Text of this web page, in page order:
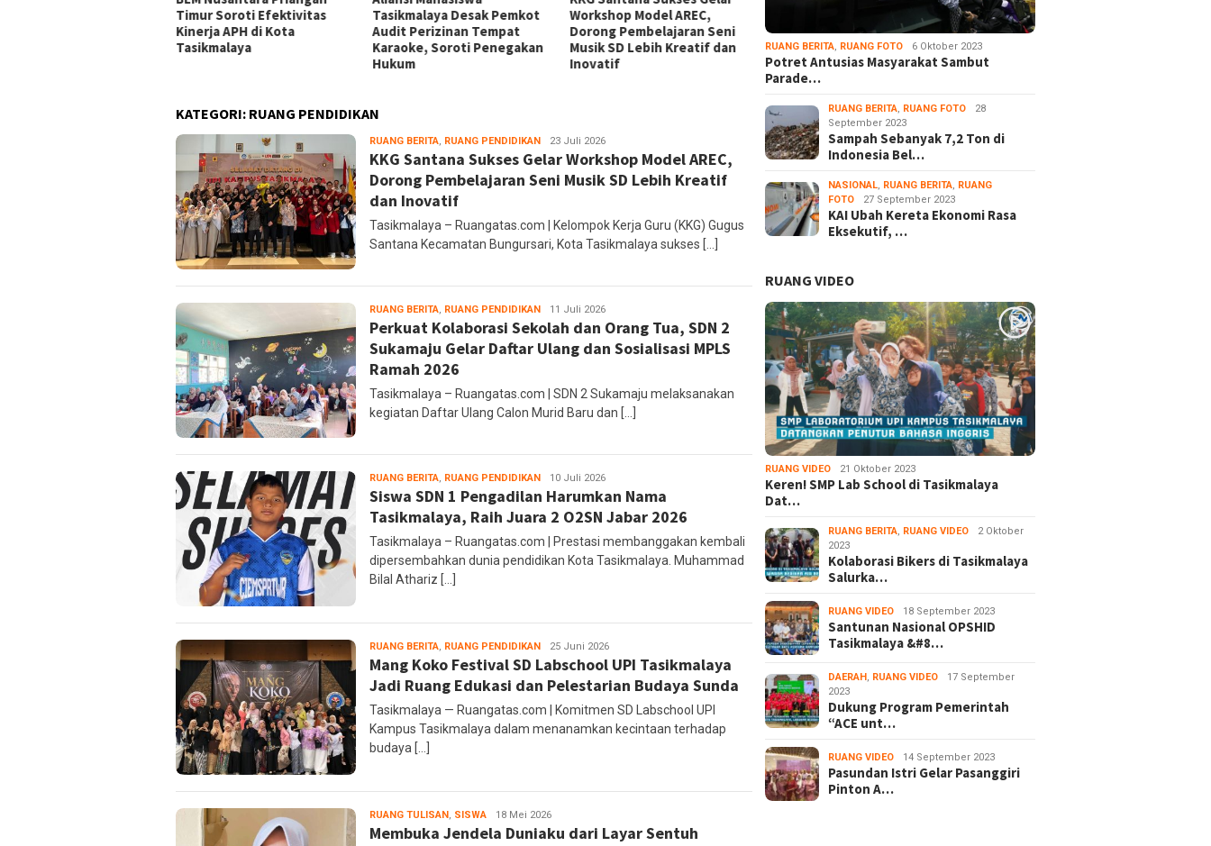
Timur Soroti Efektivitas
Kinerja APH di Kota
Tasikmalaya
Tasikmalaya Desak Pemkot
Audit Perizinan Tempat
Karaoke, Soroti Penegakan
Hukum
Workshop Model AREC,
Dorong Pembelajaran Seni
Musik SD Lebih Kreatif dan
Inovatif
Dampingi Siswa SLB Yayasan
Bahagia Apresiasi Karya
Perupa HIPSIK
Spirit Pengabdian, DPC PKB
Kota Tasikmalaya Gelar
Silaturahmi dan Mujahadah
KATEGORI: RUANG PENDIDIKAN
RUANG BERITA, RUANG PENDIDIKAN administrator
23 Juli 2026
KKG Santana Sukses Gelar Workshop Model AREC,
Dorong Pembelajaran Seni Musik SD Lebih Kreatif
dan Inovatif
Tasikmalaya – Ruangatas.com | Kelompok Kerja Guru (KKG) Gugus
Santana Kecamatan Bungursari, Kota Tasikmalaya sukses […]
RUANG BERITA, RUANG PENDIDIKAN
Ruang
Editor
11 Juli 2026
Perkuat Kolaborasi Sekolah dan Orang Tua, SDN 2
Sukamaju Gelar Daftar Ulang dan Sosialisasi MPLS
Ramah 2026
Tasikmalaya – Ruangatas.com | SDN 2 Sukamaju melaksanakan
kegiatan Daftar Ulang Calon Murid Baru dan […]
RUANG BERITA, RUANG PENDIDIKAN
Ruang
Editor
10 Juli 2026
Siswa SDN 1 Pengadilan Harumkan Nama
Tasikmalaya, Raih Juara 2 O2SN Jabar 2026
Tasikmalaya – Ruangatas.com | Prestasi membanggakan kembali
dipersembahkan dunia pendidikan Kota Tasikmalaya. Muhammad
Bilal Athariz […]
RUANG BERITA, RUANG PENDIDIKAN administrator
25 Juni 2026
Mang Koko Festival SD Labschool UPI Tasikmalaya
Jadi Ruang Edukasi dan Pelestarian Budaya Sunda
Tasikmalaya — Ruangatas.com | Komitmen SD Labschool UPI
Kampus Tasikmalaya dalam menanamkan kecintaan terhadap
budaya […]
RUANG TULISAN , SISWA Ruang
Editor
18 Mei 2026
Membuka Jendela Duniaku dari Layar Sentuh
RUANG BERITA, RUANG FOTO 6 Oktober 2023
Potret Antusias Masyarakat Sambut
Parade…
RUANG BERITA, RUANG FOTO
28
September 2023
Sampah Sebanyak 7,2 Ton di
Indonesia Bel…
NASIONAL, RUANG BERITA, RUANG
FOTO
27 September 2023
KAI Ubah Kereta Ekonomi Rasa
Eksekutif, …
RUANG VIDEO
RUANG VIDEO 21 Oktober 2023
Keren! SMP Lab School di Tasikmalaya
Dat…
RUANG BERITA, RUANG VIDEO
2 Oktober
2023
Kolaborasi Bikers di Tasikmalaya
Salurka…
RUANG VIDEO 18 September 2023
Santunan Nasional OPSHID
Tasikmalaya &#8…
DAERAH , RUANG VIDEO
17 September
2023
Dukung Program Pemerintah
“ACE unt…
RUANG VIDEO 14 September 2023
Pasundan Istri Gelar Pasanggiri
Pinton A…